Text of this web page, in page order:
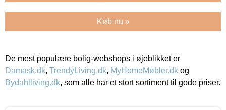
Køb nu »
De mest populære bolig-webshops i øjeblikket er
Damask.dk, TrendyLiving.dk, MyHomeMøbler.dk og
Bydahlliving.dk, som alle har et stort sortiment til gode priser.